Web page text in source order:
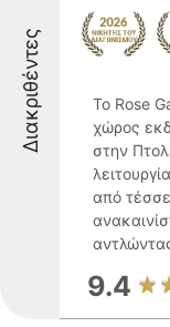
Διακριθέντες
Το Rose
χώρος
στην
από
9.4